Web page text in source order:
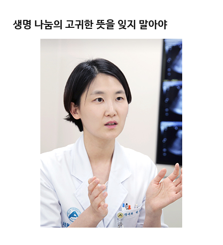
생명 나눔의 고귀한 뜻을 잊지 말아야